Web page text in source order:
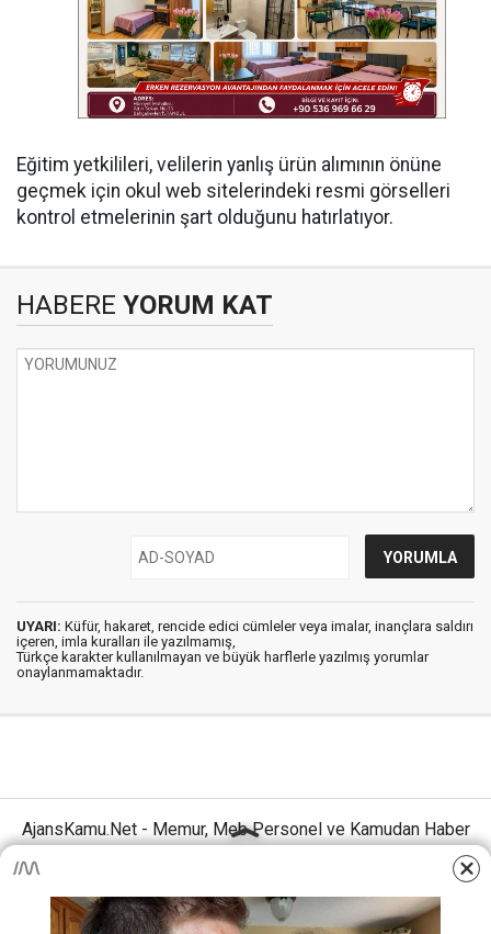
Eğitim yetkilileri, velilerin yanlış ürün alımının önüne
geçmek için okul web sitelerindeki resmi görselleri
kontrol etmelerinin şart olduğunu hatırlatıyor.
HABERE YORUM KAT
UYARI: Küfür, hakaret, rencide edici cümleler veya imalar, inançlara saldırı
içeren, imla kuralları ile yazılmamış,
Türkçe karakter kullanılmayan ve büyük harflerle yazılmış yorumlar
onaylanmamaktadır.
AjansKamu.Net - Memur, Meb Personel ve Kamudan Haber
Anasayfa Künye İletişim Gizlilik İlkeleri